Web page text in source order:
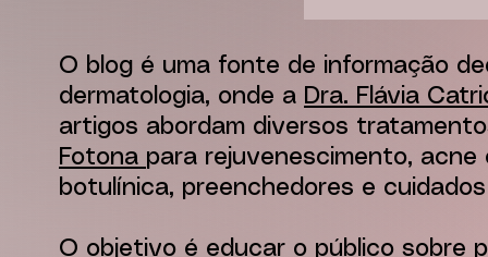
O blog é uma fonte de informação
dermatologia, onde a Dra. Flávia
artigos abordam diversos
Fotona para rejuvenescimento,
botulínica, preenchedores e
O objetivo é educar o público sobre